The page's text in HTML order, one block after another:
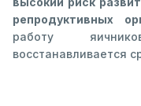
репродуктивных
работу
восстанавливается